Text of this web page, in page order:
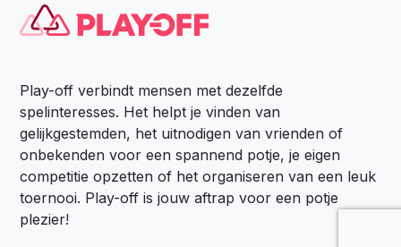
Play-off verbindt mensen met dezelfde
spelinteresses. Het helpt je vinden van
gelijkgestemden, het uitnodigen van vrienden of
onbekenden voor een spannend potje, je eigen
competitie opzetten of het organiseren van een leuk
toernooi. Play-off is jouw aftrap voor een potje
plezier!